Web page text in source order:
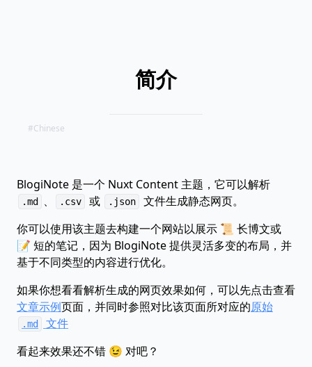
简介
#Chinese
BlogiNote 是一个 Nuxt Content 主题，它可以解析
.md 、 .csv 或 .json
文件生成静态网页。
你可以使用该主题去构建一个网站以展示 📜 长博文或
📝 短的笔记，因为 BlogiNote 提供灵活多变的布局，并
基于不同类型的内容进行优化。
如果你想看看解析生成的网页效果如何，可以先点击查看
文章示例页面，并同时参照对比该页面所对应的原始
.md
文件
看起来效果还不错 😉 对吧？